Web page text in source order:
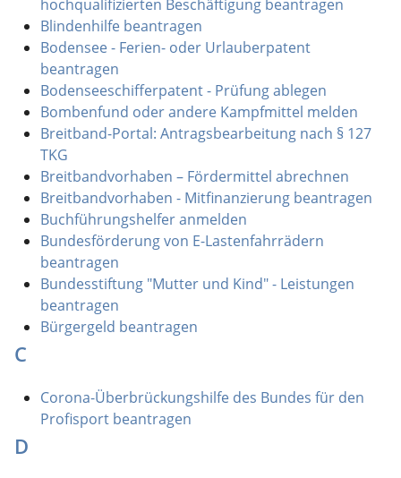
hochqualifizierten Beschäftigung beantragen
Blindenhilfe beantragen
Bodensee - Ferien- oder Urlauberpatent
beantragen
Bodenseeschifferpatent - Prüfung ablegen
Bombenfund oder andere Kampfmittel melden
Breitband-Portal: Antragsbearbeitung nach § 127
TKG
Breitbandvorhaben – Fördermittel abrechnen
Breitbandvorhaben - Mitfinanzierung beantragen
Buchführungshelfer anmelden
Bundesförderung von E-Lastenfahrrädern
beantragen
Bundesstiftung "Mutter und Kind" - Leistungen
beantragen
Bürgergeld beantragen
C
Corona-Überbrückungshilfe des Bundes für den
Profisport beantragen
D